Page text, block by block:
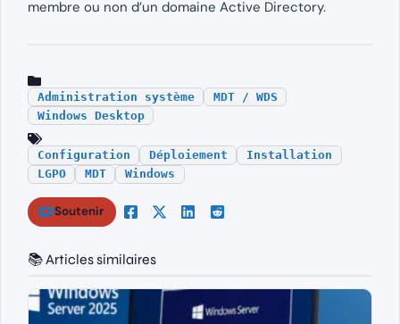
membre ou non d’un domaine Active Directory.
Administration système
MDT / WDS
Windows Desktop
Configuration Déploiement
Installation
LGPO
MDT Windows
Soutenir
📚 Articles similaires